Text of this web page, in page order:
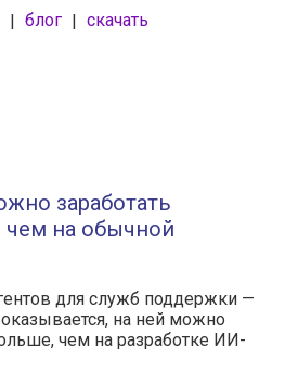
| блог | скачать
заработать
на обычной
для служб поддержки —
на ней можно
чем на разработке ИИ-